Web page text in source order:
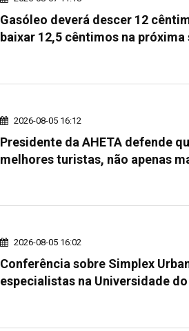
Gasóleo deverá descer 12
baixar 12,5 cêntimos na próxima
2026-08-05 16:12
Presidente da AHETA defende
melhores turistas, não apenas
2026-08-05 16:02
Conferência sobre Simplex
especialistas na Universidade